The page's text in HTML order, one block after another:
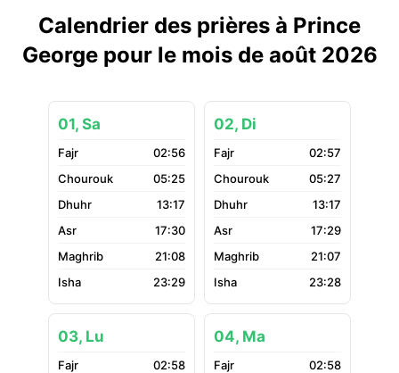
Calendrier des prières à Prince
George pour le mois de août 2026
01, Sa
02:56
05:25
13:17
17:30
21:08
23:29
02, Di
02:57
05:27
13:17
17:29
21:07
23:28
03, Lu
02:58
04, Ma
02:58